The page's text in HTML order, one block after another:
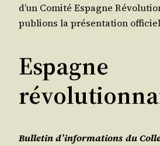
d’un Comi­té Espagne
publions la pré­sen­ta­tion
Espagne
Bul­le­tin d’in­for­ma­tions du